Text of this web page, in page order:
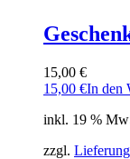
15,00 €
15,00 €In den
inkl. 19 %
zzgl.